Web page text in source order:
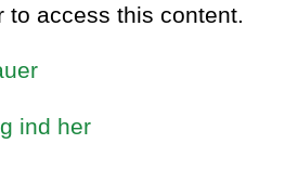
access this content.
ind her